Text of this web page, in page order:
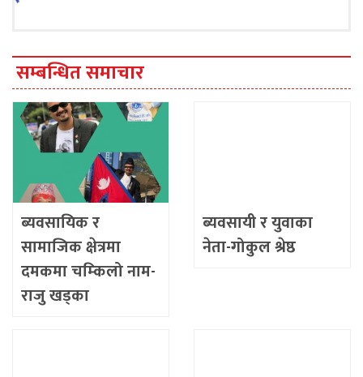
सम्बन्धित समाचार
ब्यवसायिक र
सामाजिक क्षेत्रमा
दमकमा चम्किलो नाम-
राजु खड्का
ब्यवसायी र युवाका
नेता-गोकुल श्रेष्ठ